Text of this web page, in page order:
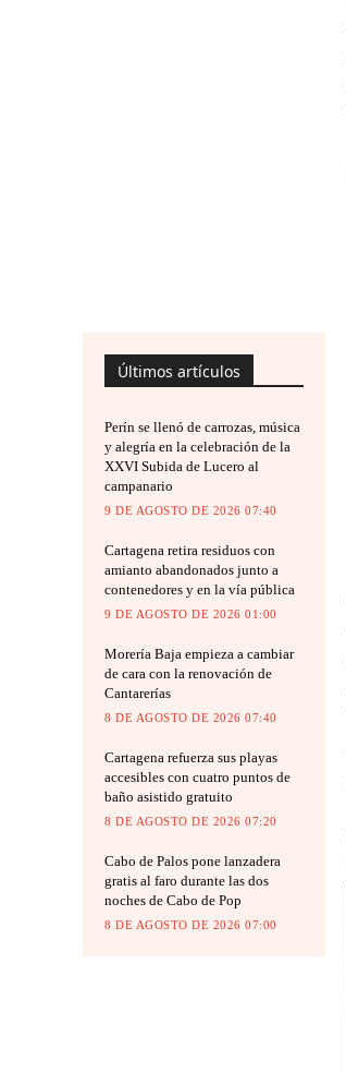
Últimos artículos
Perín se llenó de carrozas, música
y alegría en la celebración de la
XXVI Subida de Lucero al
campanario
9 DE AGOSTO DE 2026 07:40
Cartagena retira residuos con
amianto abandonados junto a
contenedores y en la vía pública
9 DE AGOSTO DE 2026 01:00
Morería Baja empieza a cambiar
de cara con la renovación de
Cantarerías
8 DE AGOSTO DE 2026 07:40
Cartagena refuerza sus playas
accesibles con cuatro puntos de
baño asistido gratuito
8 DE AGOSTO DE 2026 07:20
Cabo de Palos pone lanzadera
gratis al faro durante las dos
noches de Cabo de Pop
8 DE AGOSTO DE 2026 07:00